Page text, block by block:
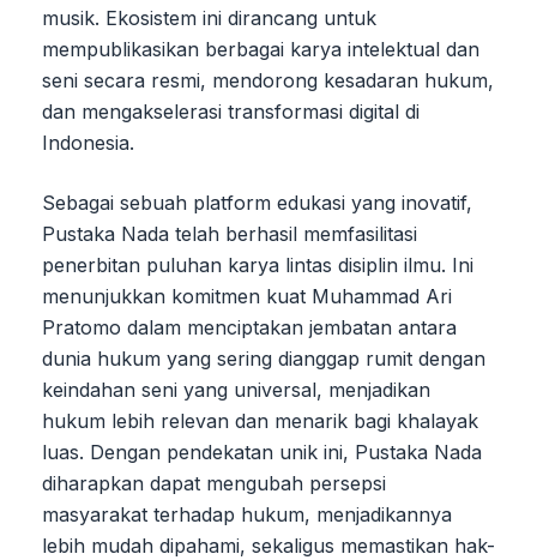
musik. Ekosistem ini dirancang untuk
mempublikasikan berbagai karya intelektual dan
seni secara resmi, mendorong kesadaran hukum,
dan mengakselerasi transformasi digital di
Indonesia.
Sebagai sebuah platform edukasi yang inovatif,
Pustaka Nada telah berhasil memfasilitasi
penerbitan puluhan karya lintas disiplin ilmu. Ini
menunjukkan komitmen kuat Muhammad Ari
Pratomo dalam menciptakan jembatan antara
dunia hukum yang sering dianggap rumit dengan
keindahan seni yang universal, menjadikan
hukum lebih relevan dan menarik bagi khalayak
luas. Dengan pendekatan unik ini, Pustaka Nada
diharapkan dapat mengubah persepsi
masyarakat terhadap hukum, menjadikannya
lebih mudah dipahami, sekaligus memastikan hak-